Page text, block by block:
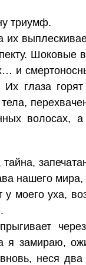
триумф.
Шоковые
и
глаза
волосах,
нашего мира,
моего уха,
я замираю,
неся